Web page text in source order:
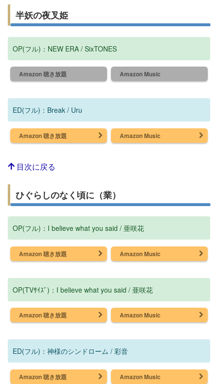
半妖の夜叉姫
OP(フル)：NEW ERA / SixTONES
Amazon 聴き放題 Amazon Music
ED(フル)：Break / Uru
Amazon 聴き放題 Amazon Music
目次に戻る
ひぐらしのなく頃に（業）
OP(フル)：I believe what you said / 亜咲花
Amazon 聴き放題 Amazon Music
OP(TVｻｲｽﾞ)：I believe what you said / 亜咲花
Amazon 聴き放題 Amazon Music
ED(フル)：神様のシンドローム / 彩音
Amazon 聴き放題 Amazon Music